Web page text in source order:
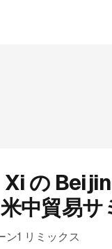
の
中貿易サ
ン1 リミックス